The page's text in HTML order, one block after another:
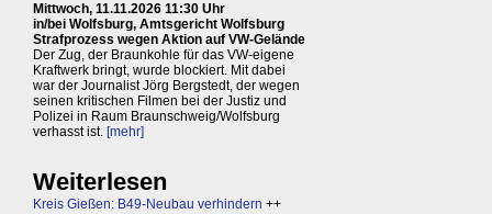
Mittwoch, 11.11.2026 11:30 Uhr
in/bei Wolfsburg, Amtsgericht Wolfsburg
Strafprozess wegen Aktion auf VW-Gelände
Der Zug, der Braunkohle für das VW-eigene
Kraftwerk bringt, wurde blockiert. Mit dabei
war der Journalist Jörg Bergstedt, der wegen
seinen kritischen Filmen bei der Justiz und
Polizei in Raum Braunschweig/Wolfsburg
verhasst ist. [mehr]
Weiterlesen
Kreis Gießen: B49-Neubau verhindern ++